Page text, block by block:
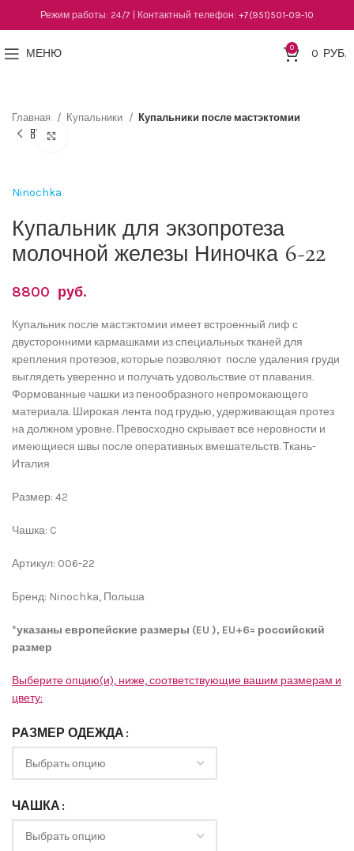
Режим работы: 24/7 | Контактный телефон: +7(951)501-09-10
МЕНЮ 0 0 РУБ.
Главная Купальники
Купальники после мастэктомии
Ninochka
Купальник для экзопротеза
молочной железы Ниночка 6-22
8800 руб.
Купальник после мастэктомии имеет встроенный лиф с
двусторонними кармашками из специальных тканей для
крепления протезов, которые позволяют после удаления груди
выглядеть уверенно и получать удовольствие от плавания.
Формованные чашки из пенообразного непромокающего
материала. Широкая лента под грудью, удерживающая протез
на должном уровне. Превосходно скрывает все неровности и
имеющиеся швы после оперативных вмешательств. Ткань-
Италия
Размер: 42
Чашка: C
Артикул: 006-22
Бренд: Ninochka, Польша
*указаны европейские размеры (EU ), EU+6= российский
размер
Выберите опцию(и), ниже, соответствующие вашим размерам и
цвету:
РАЗМЕР ОДЕЖДА
ЧАШКА